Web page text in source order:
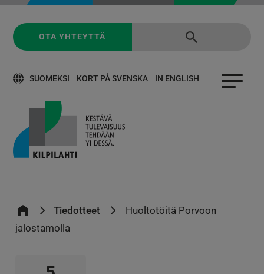
SUOMEKSI KORT PÅ SVENSKA IN ENGLISH
OTA YHTEYTTÄ
Tiedotteet
Huoltotöitä Porvoon
jalostamolla